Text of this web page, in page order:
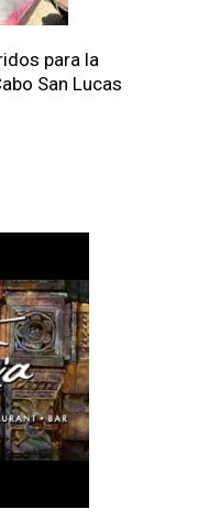
para la
San Lucas